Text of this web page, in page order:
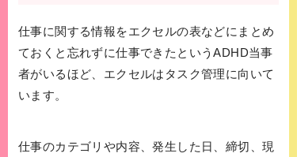
仕事に関する情報をエクセルの表などにまとめ
ておくと忘れずに仕事できたというADHD当事
者がいるほど、エクセルはタスク管理に向いて
います。
仕事のカテゴリや内容、発生した日、締切、現